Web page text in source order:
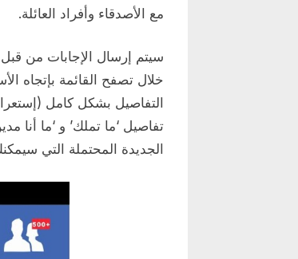
مع الأصدقاء وأفراد العائلة.
سيتم إرسال الإجابات من
خلال تصفح القائمة بإتجاه
تفاصيل ‘ما تملك’ و ‘ما أنا
الجديدة المحتملة التي